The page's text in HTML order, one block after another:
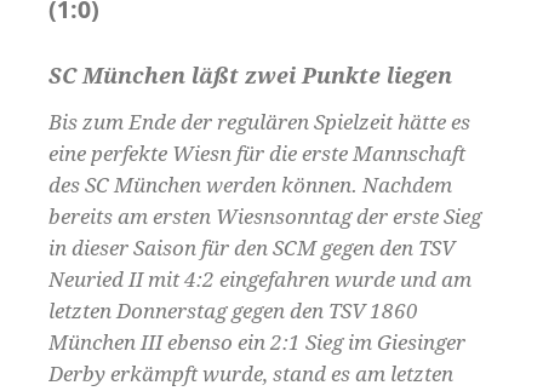
(1:0)
SC München läßt zwei Punkte liegen
Bis zum Ende der regulären Spielzeit hätte es
eine perfekte Wiesn für die erste Mannschaft
des SC München werden können. Nachdem
bereits am ersten Wiesnsonntag der erste Sieg
in dieser Saison für den SCM gegen den TSV
Neuried II mit 4:2 eingefahren wurde und am
letzten Donnerstag gegen den TSV 1860
München III ebenso ein 2:1 Sieg im Giesinger
Derby erkämpft wurde, stand es am letzten